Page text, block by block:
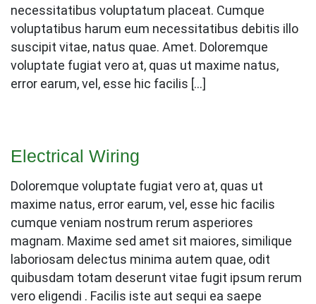
necessitatibus voluptatum placeat. Cumque
voluptatibus harum eum necessitatibus debitis illo
suscipit vitae, natus quae. Amet. Doloremque
voluptate fugiat vero at, quas ut maxime natus,
error earum, vel, esse hic facilis […]
Electrical Wiring
Doloremque voluptate fugiat vero at, quas ut
maxime natus, error earum, vel, esse hic facilis
cumque veniam nostrum rerum asperiores
magnam. Maxime sed amet sit maiores, similique
laboriosam delectus minima autem quae, odit
quibusdam totam deserunt vitae fugit ipsum rerum
vero eligendi . Facilis iste aut sequi ea saepe